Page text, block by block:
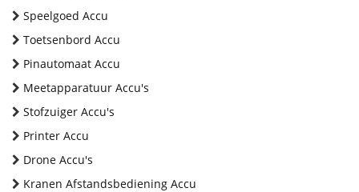
Speelgoed Accu
Toetsenbord Accu
Pinautomaat Accu
Meetapparatuur Accu's
Stofzuiger Accu's
Printer Accu
Drone Accu's
Kranen Afstandsbediening Accu